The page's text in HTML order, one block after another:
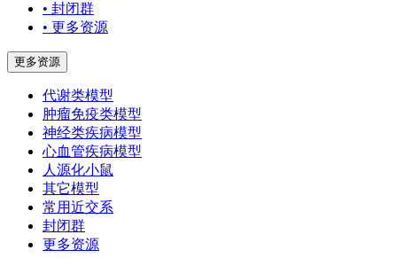
• 封闭群
• 更多资源
更多资源
代谢类模型
肿瘤免疫类模型
神经类疾病模型
心血管疾病模型
人源化小鼠
其它模型
常用近交系
封闭群
更多资源